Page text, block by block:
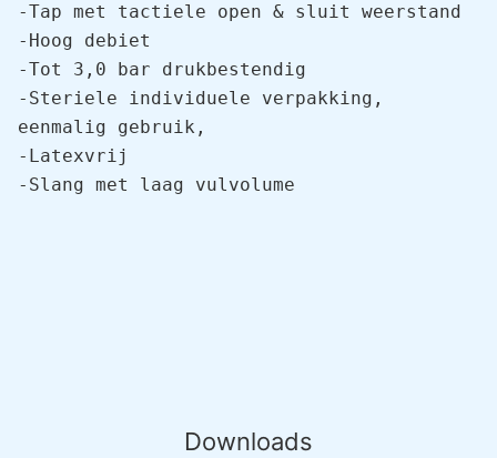
Downloads
-Tap met tactiele open & sluit weerstand
-Hoog debiet
-Tot 3,0 bar drukbestendig
-Steriele individuele verpakking,
eenmalig gebruik,
-Latexvrij
-Slang met laag vulvolume